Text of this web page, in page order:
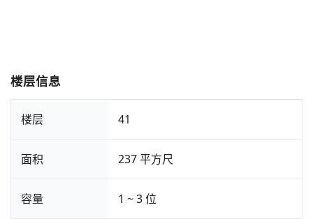
楼层信息
楼层 41
面积 237 平方尺
容量 1 ~ 3 位